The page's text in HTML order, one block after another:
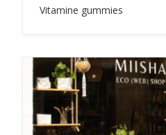
Vitamine gummies